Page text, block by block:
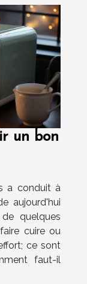
un bon
a conduit à
aujourd'hui
quelques
cuire ou
ce sont
faut-il